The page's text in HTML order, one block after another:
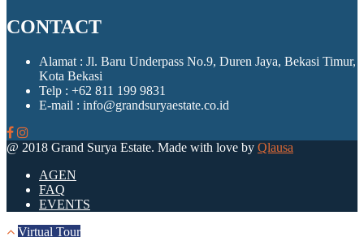
CONTACT
Alamat : Jl. Baru Underpass No.9, Duren Jaya, Bekasi Timur,
Kota Bekasi
Telp : +62 811 199 9831
E-mail : info@grandsuryaestate.co.id
@ 2018 Grand Surya Estate. Made with love by Qlausa
AGEN
FAQ
EVENTS
Virtual Tour